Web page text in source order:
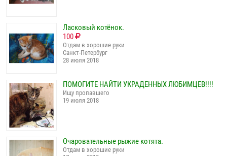
Ласковый котёнок.
100
Отдам в хорошие руки
Санкт-Петербург
28 июля 2018
ПОМОГИТЕ НАЙТИ УКРАДЕННЫХ ЛЮБИМЦЕВ!!!!
Ищу пропавшего
19 июля 2018
Очаровательные рыжие котята.
Отдам в хорошие руки